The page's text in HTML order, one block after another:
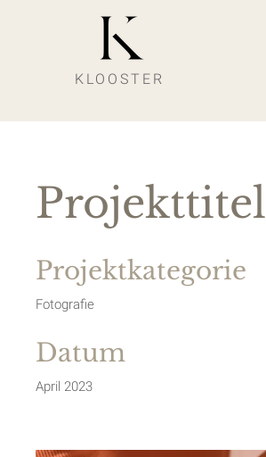
KLOOSTER
Projekttitel
Projektkategorie
Fotografie
Datum
April 2023